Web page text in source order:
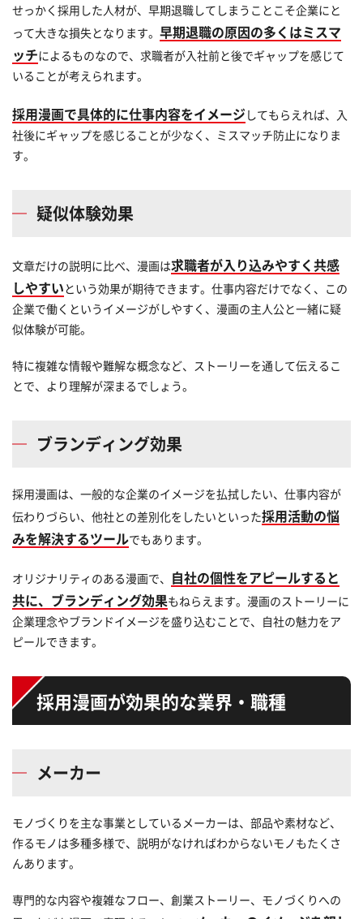
せっかく採用した人材が、早期退職してしまうことこそ企業にと
って大きな損失となります。 早期退職の原因の多くはミスマ
ッチによるものなので、求職者が入社前と後でギャップを感じて
いることが考えられます。
採用漫画で具体的に仕事内容をイメージ してもらえれば、入
社後にギャップを感じることが少なく、ミスマッチ防止になりま
す。
疑似体験効果
文章だけの説明に比べ、漫画は求職者が入り込みやすく共感
しやすいという効果が期待できます。仕事内容だけでなく、この
企業で働くというイメージがしやすく、漫画の主人公と一緒に疑
似体験が可能。
特に複雑な情報や難解な概念など、ストーリーを通して伝えるこ
とで、より理解が深まるでしょう。
ブランディング効果
採用漫画は、一般的な企業のイメージを払拭したい、仕事内容が
伝わりづらい、他社との差別化をしたいといった採用活動の悩
みを解決するツールでもあります。
オリジナリティのある漫画で、 自社の個性をアピールすると
共に、ブランディング効果もねらえます。漫画のストーリーに
企業理念やブランドイメージを盛り込むことで、自社の魅力をア
ピールできます。
採用漫画が効果的な業界・職種
メーカー
モノづくりを主な事業としているメーカーは、部品や素材など、
作るモノは多種多様で、説明がなければわからないモノもたくさ
んあります。
専門的な内容や複雑なフロー、創業ストーリー、モノづくりへの